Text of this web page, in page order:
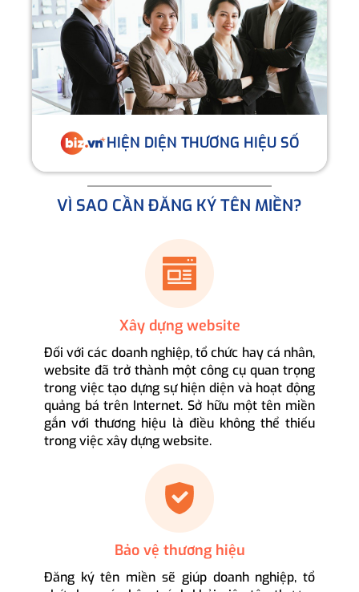
HIỆN DIỆN THƯƠNG HIỆU SỐ
VÌ SAO CẦN ĐĂNG KÝ TÊN MIỀN?
Xây dựng website
Đối với các doanh nghiệp, tổ chức hay cá nhân,
website đã trở thành một công cụ quan trọng
trong việc tạo dựng sự hiện diện và hoạt động
quảng bá trên Internet. Sở hữu một tên miền
gắn với thương hiệu là điều không thể thiếu
trong việc xây dựng website.
Bảo vệ thương hiệu
Đăng ký tên miền sẽ giúp doanh nghiệp, tổ